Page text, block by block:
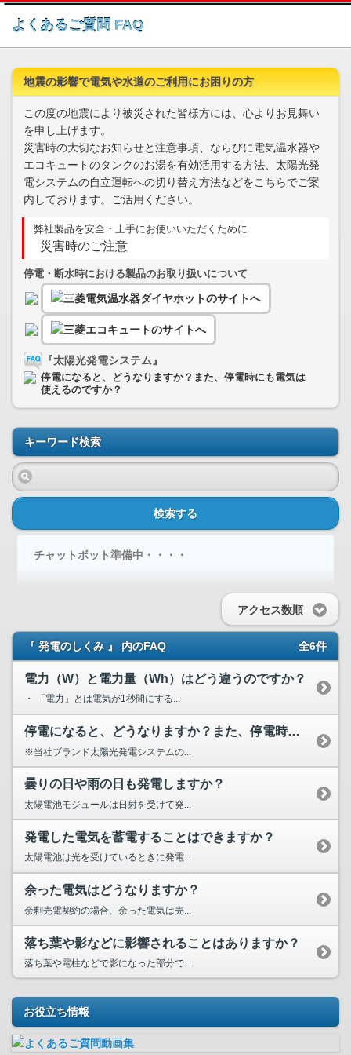
このページの本文へ
よくあるご質問 FAQ
地震の影響で電気や水道のご利用にお困りの方
この度の地震により被災された皆様方には、心よりお見舞い
を申し上げます。
災害時の大切なお知らせと注意事項、ならびに電気温水器や
エコキュートのタンクのお湯を有効活用する方法、太陽光発
電システムの自立運転への切り替え方法などをこちらでご案
内しております。ご活用ください。
弊社製品を安全・上手にお使いいただくために
災害時のご注意
停電・断水時における製品のお取り扱いについて
『太陽光発電システム』
停電になると、どうなりますか？また、停電時にも電気は
使えるのですか？
キーワード検索
検索する
チャットボット準備中・・・・
アクセス数順
『 発電のしくみ 』 内のFAQ 全6件
電力（W）と電力量（Wh）はどう違うのですか？
・ 「電力」とは電気が1秒間にする...
停電になると、どうなりますか？また、停電時にも電気は使える...
※当社ブランド太陽光発電システムの...
曇りの日や雨の日も発電しますか？
太陽電池モジュールは日射を受けて発...
発電した電気を蓄電することはできますか？
太陽電池は光を受けているときに発電...
余った電気はどうなりますか？
余剰売電契約の場合、余った電気は売...
落ち葉や影などに影響されることはありますか？
落ち葉や電柱などで影になった部分で...
お役立ち情報